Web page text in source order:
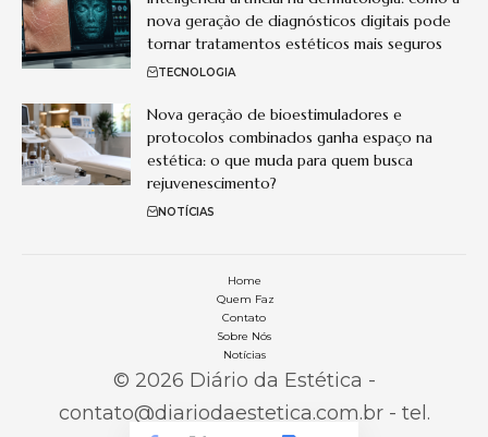
nova geração de diagnósticos digitais pode
tornar tratamentos estéticos mais seguros
TECNOLOGIA
Nova geração de bioestimuladores e
protocolos combinados ganha espaço na
estética: o que muda para quem busca
rejuvenescimento?
NOTÍCIAS
© 2026 Diário da Estética -
contato@diariodaestetica.com.br- tel.
Home
Quem Faz
Contato
Sobre Nós
Notícias